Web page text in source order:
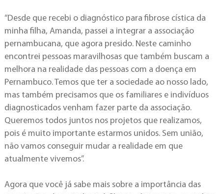
“Desde que recebi o diagnóstico para fibrose cística da
minha filha, Amanda, passei a integrar a associação
pernambucana, que agora presido. Neste caminho
encontrei pessoas maravilhosas que também buscam a
melhora na realidade das pessoas com a doença em
Pernambuco. Temos que ter a sociedade ao nosso lado,
mas também precisamos que os familiares e indivíduos
diagnosticados venham fazer parte da associação.
Queremos todos juntos nos projetos que realizamos,
pois é muito importante estarmos unidos. Sem união,
não vamos conseguir mudar a realidade em que
atualmente vivemos”.
Agora que você já sabe mais sobre a importância das